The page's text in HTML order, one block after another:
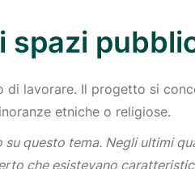
spazi
lavorare. Il progetto si
etniche o religiose.
questo tema. Negli ultimi
che esistevano